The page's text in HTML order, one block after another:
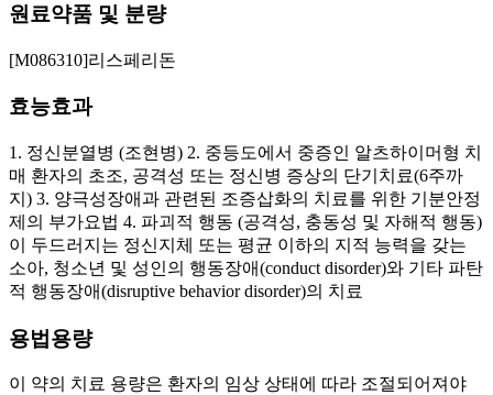
원료약품 및 분량
[M086310]리스페리돈
효능효과
1. 정신분열병 (조현병) 2. 중등도에서 중증인 알츠하이머형 치
매 환자의 초조, 공격성 또는 정신병 증상의 단기치료(6주까
지) 3. 양극성장애과 관련된 조증삽화의 치료를 위한 기분안정
제의 부가요법 4. 파괴적 행동 (공격성, 충동성 및 자해적 행동)
이 두드러지는 정신지체 또는 평균 이하의 지적 능력을 갖는
소아, 청소년 및 성인의 행동장애(conduct disorder)와 기타 파탄
적 행동장애(disruptive behavior disorder)의 치료
용법용량
이 약의 치료 용량은 환자의 임상 상태에 따라 조절되어져야